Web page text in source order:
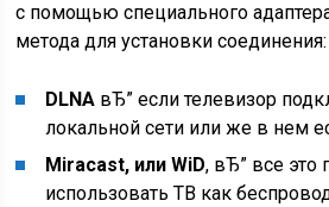
с помощью специального
метода для установки соединения:
DLNA вЂ” если телевизор
локальной сети или же в нем
Miracast, или WiD, вЂ” все это
использовать ТВ как